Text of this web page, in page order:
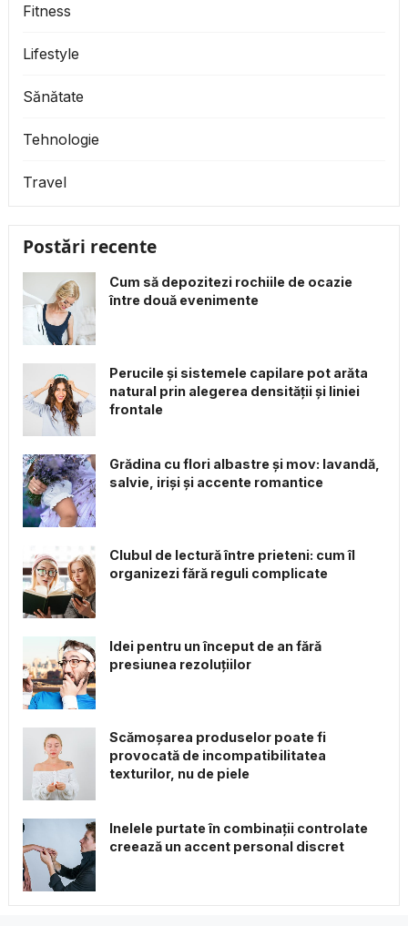
Fitness
Lifestyle
Sănătate
Tehnologie
Travel
Postări recente
Cum să depozitezi rochiile de ocazie
între două evenimente
Perucile și sistemele capilare pot arăta
natural prin alegerea densității și liniei
frontale
Grădina cu flori albastre și mov: lavandă,
salvie, iriși și accente romantice
Clubul de lectură între prieteni: cum îl
organizezi fără reguli complicate
Idei pentru un început de an fără
presiunea rezoluțiilor
Scămoșarea produselor poate fi
provocată de incompatibilitatea
texturilor, nu de piele
Inelele purtate în combinații controlate
creează un accent personal discret